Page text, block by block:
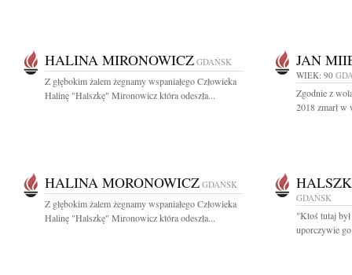
HALINA MIRONOWICZ GDAŃSK
Z głębokim żalem żegnamy wspaniałego Człowieka
Halinę "Halszkę" Mironowicz która odeszła...
JAN
WIEK: 90
Zgodnie z
2018 zmarł w
HALINA MORONOWICZ GDAŃSK
Z głębokim żalem żegnamy wspaniałego Człowieka
Halinę "Halszkę" Mironowicz która odeszła...
GDAŃSK
"Ktoś tutaj
uporczywie